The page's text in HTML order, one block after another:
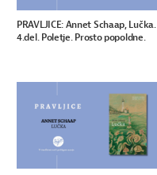
PRAVLJICE: Annet Schaap, Lučka.
4.del. Poletje. Prosto popoldne.